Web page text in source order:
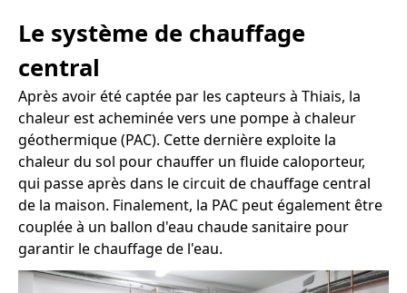
Le système de chauffage
central
Après avoir été captée par les capteurs à Thiais, la
chaleur est acheminée vers une pompe à chaleur
géothermique (PAC). Cette dernière exploite la
chaleur du sol pour chauffer un fluide caloporteur,
qui passe après dans le circuit de chauffage central
de la maison. Finalement, la PAC peut également être
couplée à un ballon d'eau chaude sanitaire pour
garantir le chauffage de l'eau.